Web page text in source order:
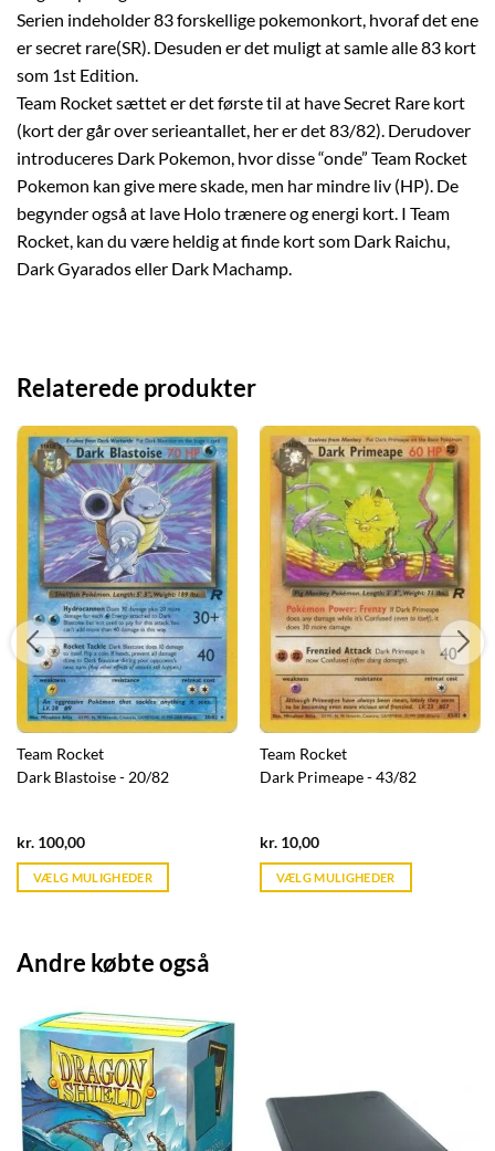
Serien indeholder 83 forskellige pokemonkort, hvoraf det ene
er secret rare(SR). Desuden er det muligt at samle alle 83 kort
som 1st Edition.
Team Rocket sættet er det første til at have Secret Rare kort
(kort der går over serieantallet, her er det 83/82). Derudover
introduceres Dark Pokemon, hvor disse “onde” Team Rocket
Pokemon kan give mere skade, men har mindre liv (HP). De
begynder også at lave Holo trænere og energi kort. I Team
Rocket, kan du være heldig at finde kort som Dark Raichu,
Dark Gyarados eller Dark Machamp.
Relaterede produkter
Team Rocket
Dark Blastoise - 20/82
kr. 100,00Current
is:
kr. 39,95.
VÆLG MULIGHEDER
Team Rocket
Dark Primeape - 43/82
kr.10,00Current
is:
kr. 39,95.
VÆLG MULIGHEDER
Andre købte også